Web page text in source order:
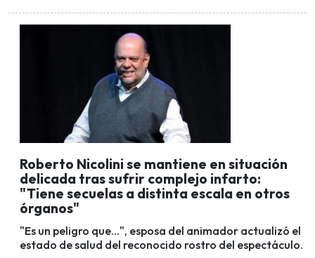
Roberto Nicolini se mantiene en situación
delicada tras sufrir complejo infarto:
"Tiene secuelas a distinta escala en otros
órganos"
"Es un peligro que...", esposa del animador actualizó el
estado de salud del reconocido rostro del espectáculo.